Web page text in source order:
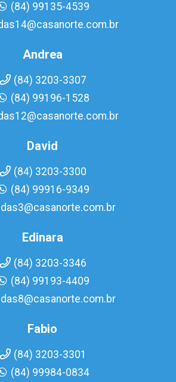
(84) 99135-4539
Andrea
(84) 3203-3307
(84) 99196-1528
David
(84) 3203-3300
(84) 99916-9349
Edinara
(84) 3203-3346
(84) 99193-4409
Fabio
(84) 3203-3301
(84) 99984-0834